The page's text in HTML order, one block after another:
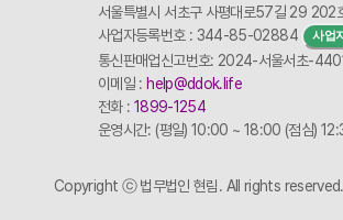
서울특별시 서초구 사평대로57길 29 202
사업자등록번호 : 344-85-02884
사업
통신판매업신고번호: 2024-서울서초-
이메일 : help@ddok.life
전화 : 1899-1254
운영시간: (평일) 10:00 ~ 18:00 (점심)
Copyright ⓒ 법무법인 현림. All rights reserved.